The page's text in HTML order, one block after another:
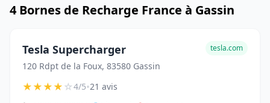
4 Bornes de Recharge France à Gassin
Tesla Supercharger
120 Rdpt de la Foux, 83580 Gassin
tesla.com
★★★★☆4/5•21 avis